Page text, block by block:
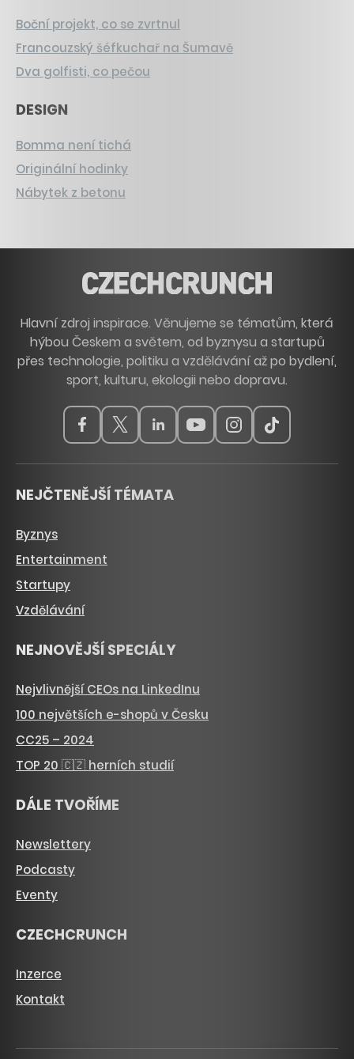
Boční projekt, co se zvrtnul
Francouzský šéfkuchař na Šumavě
Dva golfisti, co pečou
DESIGN
Bomma není tichá
Originální hodinky
Nábytek z betonu
Hlavní zdroj inspirace. Věnujeme se tématům, která
hýbou Českem a světem, od byznysu a startupů
přes technologie, politiku a vzdělávání až po bydlení,
sport, kulturu, ekologii nebo dopravu.
NEJČTENĚJŠÍ TÉMATA
Byznys
Entertainment
Startupy
Vzdělávání
NEJNOVĚJŠÍ SPECIÁLY
Nejvlivnější CEOs na LinkedInu
100 největších e-shopů v Česku
CC25 – 2024
TOP 20 🇨🇿 herních studií
DÁLE TVOŘÍME
Newslettery
Podcasty
Eventy
CZECHCRUNCH
Inzerce
Kontakt